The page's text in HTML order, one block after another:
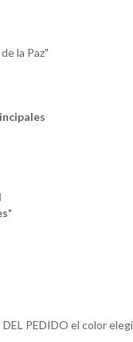
la Paz"
PEDIDO el color